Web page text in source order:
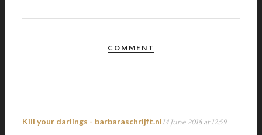
COMMENT
Kill your darlings - barbaraschrijft.nl14 June 2018 at 12:59